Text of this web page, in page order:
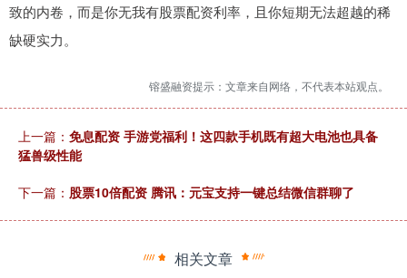
致的内卷，而是你无我有股票配资利率，且你短期无法超越的稀
缺硬实力。
镕盛融资提示：文章来自网络，不代表本站观点。
上一篇： 免息配资 手游党福利！这四款手机既有超大电池也具备
猛兽级性能
下一篇： 股票10倍配资 腾讯：元宝支持一键总结微信群聊了
相关文章